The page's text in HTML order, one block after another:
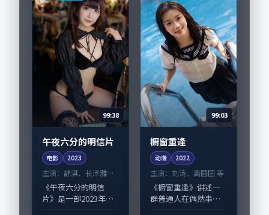
偏好...
99:38
午夜六分的明信片
电影 2023
主演： 舒淇、长泽雅美
等
《午夜六分的明信
片》是一部2023年前
99:03
橱窗重逢
动漫 2022
主演： 刘涛、高圆圆 等
《橱窗重逢》讲述一
群普通人在偶然事件